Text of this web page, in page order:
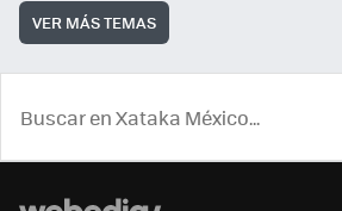
VER MÁS TEMAS